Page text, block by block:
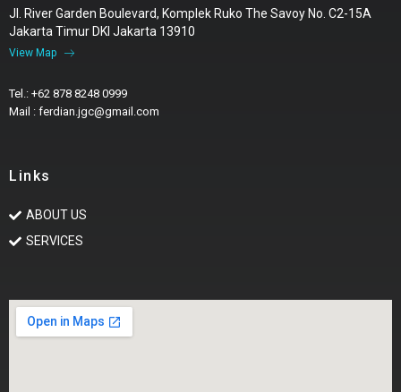
Jl. River Garden Boulevard, Komplek Ruko The Savoy No. C2-15A
Jakarta Timur DKI Jakarta 13910
View Map
Tel.: +62 878 8248 0999
Mail : ferdian.jgc@gmail.com
Links
ABOUT US
SERVICES